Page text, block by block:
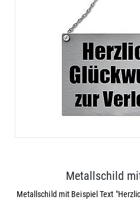
Metallschild
Metallschild mit Beispiel Text